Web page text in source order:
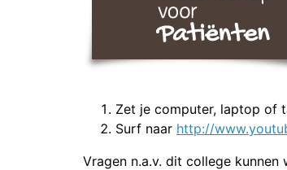
Zet je computer, laptop of
Surf naar http://
Vragen n.a.v. dit college kunnen